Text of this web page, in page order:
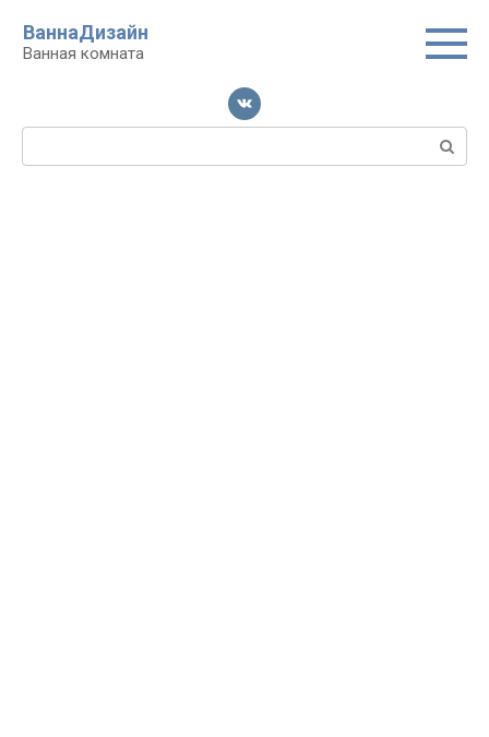
контенту
ВаннаДизайн
Ванная комната
Поиск: